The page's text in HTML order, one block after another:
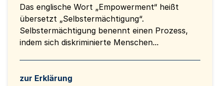
Das englische Wort „Empowerment“ heißt
übersetzt „Selbstermächtigung“.
Selbstermächtigung benennt einen Prozess,
indem sich diskriminierte Menschen...
zur Erklärung